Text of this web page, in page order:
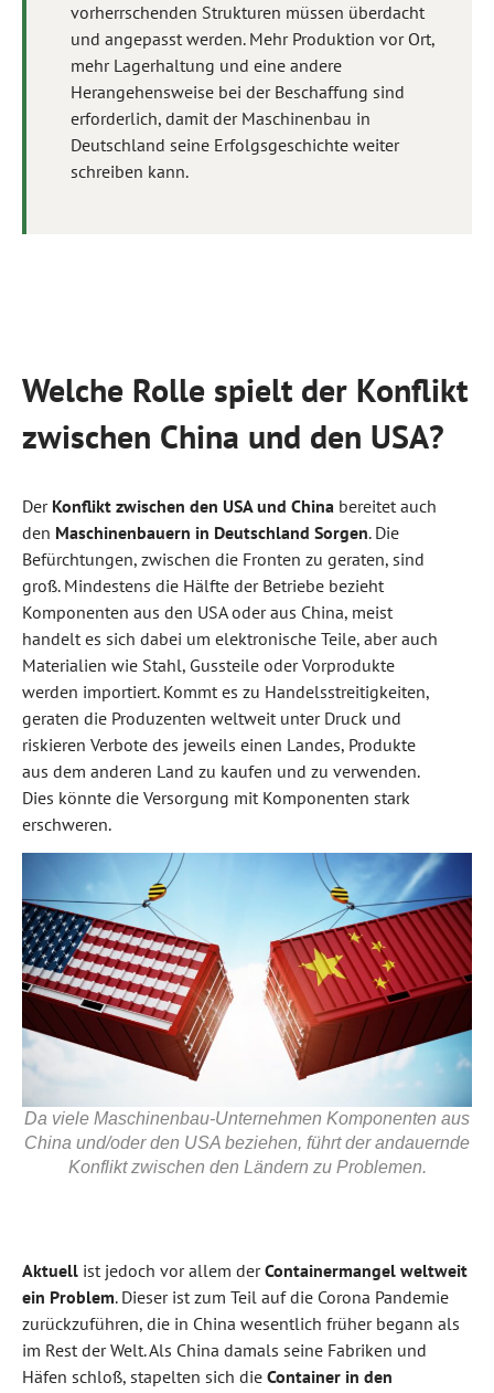
vorherrschenden Strukturen müssen überdacht
und angepasst werden. Mehr Produktion vor Ort,
mehr Lagerhaltung und eine andere
Herangehensweise bei der Beschaffung sind
erforderlich, damit der Maschinenbau in
Deutschland seine Erfolgsgeschichte weiter
schreiben kann.
Welche Rolle spielt der Konflikt
zwischen China und den USA?
Der Konflikt zwischen den USA und China bereitet auch
den Maschinenbauern in Deutschland Sorgen. Die
Befürchtungen, zwischen die Fronten zu geraten, sind
groß. Mindestens die Hälfte der Betriebe bezieht
Komponenten aus den USA oder aus China, meist
handelt es sich dabei um elektronische Teile, aber auch
Materialien wie Stahl, Gussteile oder Vorprodukte
werden importiert. Kommt es zu Handelsstreitigkeiten,
geraten die Produzenten weltweit unter Druck und
riskieren Verbote des jeweils einen Landes, Produkte
aus dem anderen Land zu kaufen und zu verwenden.
Dies könnte die Versorgung mit Komponenten stark
erschweren.
Da viele Maschinenbau-Unternehmen Komponenten aus
China und/oder den USA beziehen, führt der andauernde
Konflikt zwischen den Ländern zu Problemen.
Aktuell ist jedoch vor allem derContainermangel weltweit
ein Problem. Dieser ist zum Teil auf die Corona Pandemie
zurückzuführen, die in China wesentlich früher begann als
im Rest der Welt. Als China damals seine Fabriken und
Häfen schloß, stapelten sich die Container in den